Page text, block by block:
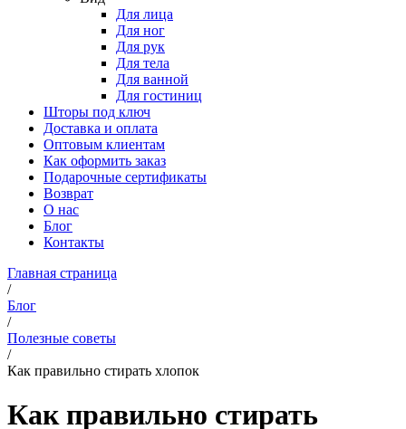
Для лица
Для ног
Для рук
Для тела
Для ванной
Для гостиниц
Шторы под ключ
Доставка и оплата
Оптовым клиентам
Как оформить заказ
Подарочные сертификаты
Возврат
О нас
Блог
Контакты
Главная страница
/
Блог
/
Полезные советы
/
Как правильно стирать хлопок
Как правильно стирать